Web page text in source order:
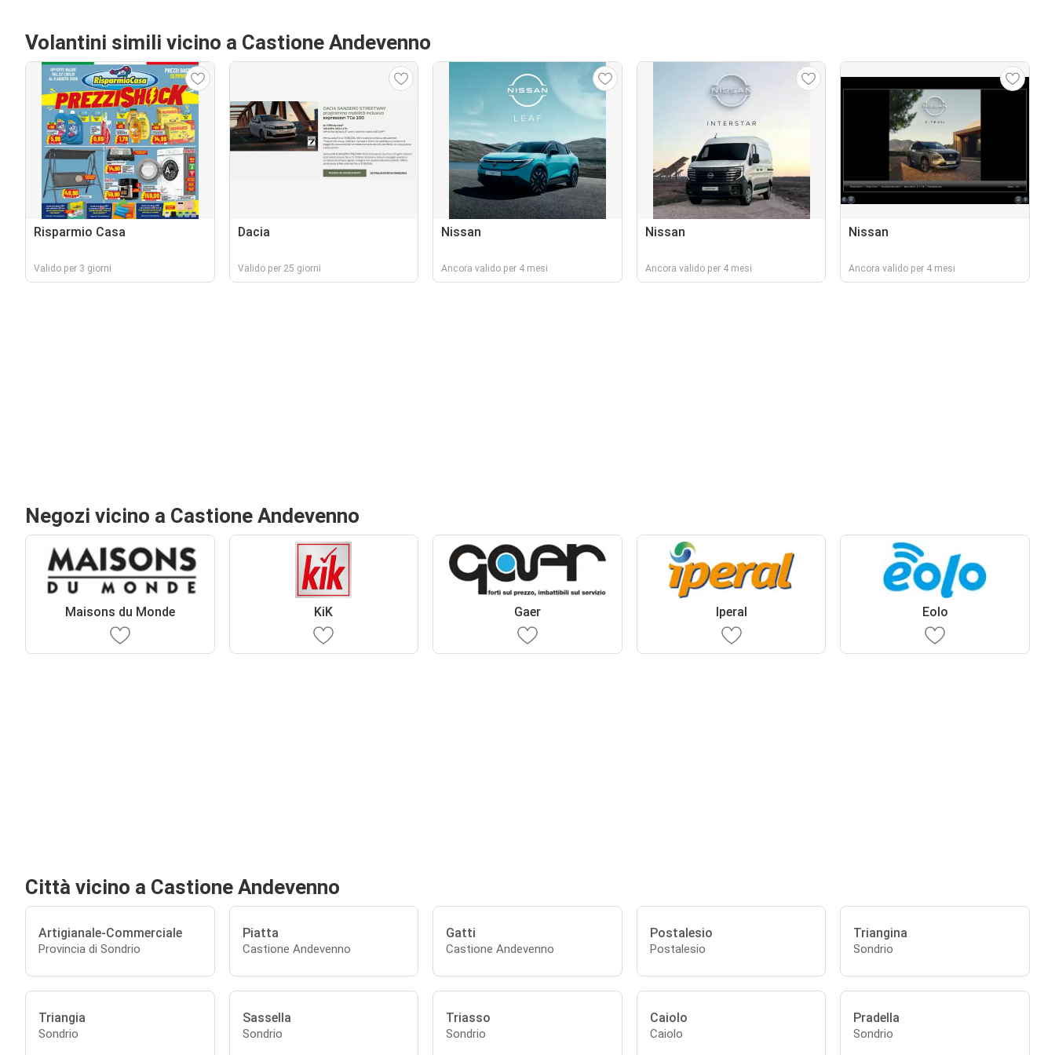
Volantini simili vicino a Castione Andevenno
Risparmio Casa
Valido per 3 giorni
Dacia
Valido per 25 giorni
Nissan
Ancora valido per 4 mesi
Nissan
Ancora valido per 4 mesi
Nissan
Ancora valido per 4 mesi
Negozi vicino a Castione Andevenno
Maisons du Monde KiK Gaer Iperal Eolo
Città vicino a Castione Andevenno
Artigianale-Commerciale
Provincia di Sondrio
Piatta
Castione Andevenno
Gatti
Castione Andevenno
Postalesio
Postalesio
Triangina
Sondrio
Triangia
Sondrio
Sassella
Sondrio
Triasso
Sondrio
Caiolo
Caiolo
Pradella
Sondrio